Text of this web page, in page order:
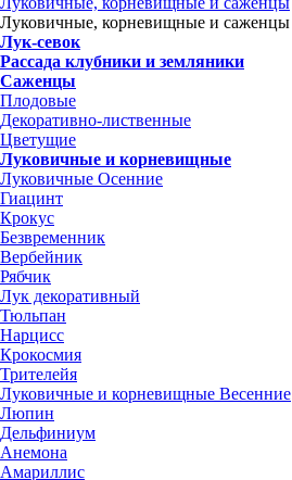
Луковичные, корневищные и саженцы
Лук-севок
Рассада клубники и земляники
Саженцы
Плодовые
Декоративно-лиственные
Цветущие
Луковичные и корневищные
Луковичные Осенние
Гиацинт
Крокус
Безвременник
Вербейник
Рябчик
Лук декоративный
Тюльпан
Нарцисс
Крокосмия
Трителейя
Луковичные и корневищные Весенние
Люпин
Дельфиниум
Анемона
Амариллис